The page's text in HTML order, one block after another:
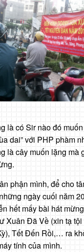
là có Sir nào đó
dai” với PHP phàm
là cây muốn lặng mà
phận mình, để cho
ngày cuối năm
hết mấy bài hát
Xuân Đã Về (xin tạ
Tết Đến Rồi,… ra
tính của mình.